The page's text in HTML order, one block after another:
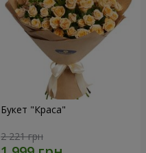
Букет "Краса"
2 221 грн